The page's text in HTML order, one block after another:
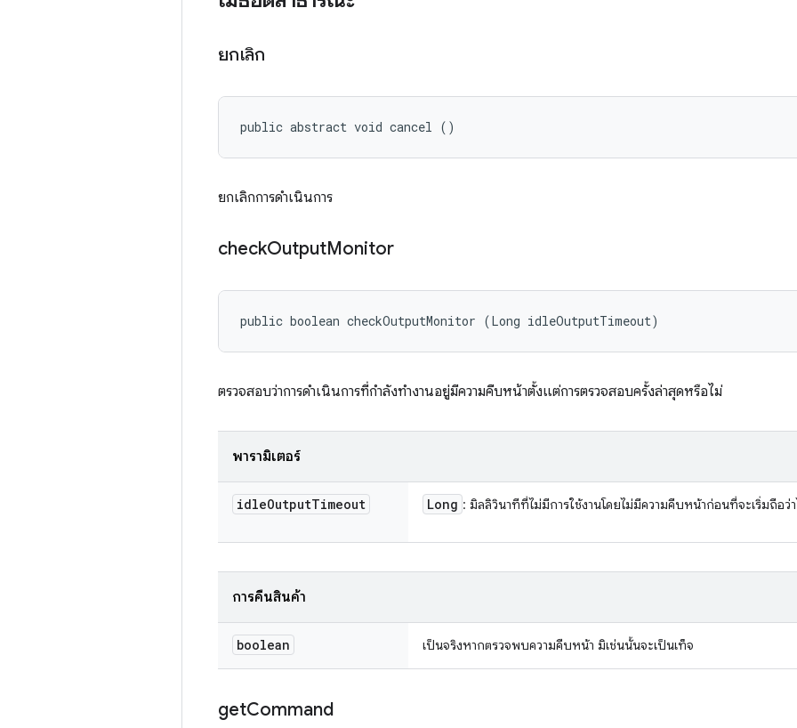
ยกเลิก
public abstract void cancel ()
ยกเลิกการดำเนินการ
checkOutputMonitor
public boolean checkOutputMonitor (Long idleOutputTimeout)
ตรวจสอบว่าการดำเนินการที่กำลังทำงานอยู่มีความคืบหน้าตั้งแต่การตรวจสอบครั้งล่าสุดหรือไม่
พารามิเตอร์
idleOutputTimeout Long : มิลลิวินาทีที่ไม่มีการใช้งานโดยไม่มีความคืบหน้าก่อนที่จะเริ่มถือว่
การคืนสินค้า
boolean เป็นจริงหากตรวจพบความคืบหน้า มิเช่นนั้นจะเป็นเท็จ
getCommand